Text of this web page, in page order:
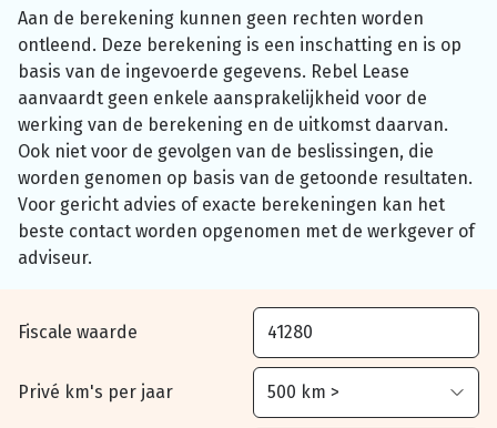
Aan de berekening kunnen geen rechten worden
ontleend. Deze berekening is een inschatting en is op
basis van de ingevoerde gegevens. Rebel Lease
aanvaardt geen enkele aansprakelijkheid voor de
werking van de berekening en de uitkomst daarvan.
Ook niet voor de gevolgen van de beslissingen, die
worden genomen op basis van de getoonde resultaten.
Voor gericht advies of exacte berekeningen kan het
beste contact worden opgenomen met de werkgever of
adviseur.
Fiscale waarde
Privé km's per jaar